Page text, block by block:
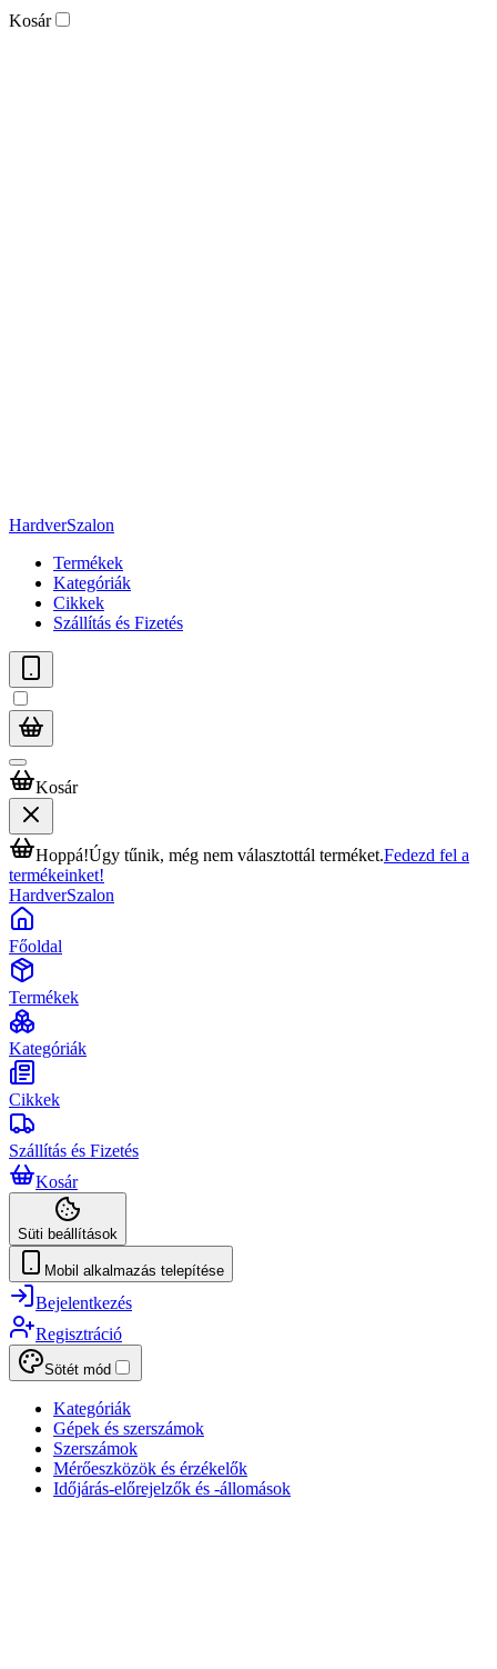
Kosár
HardverSzalon
Termékek
Kategóriák
Cikkek
Szállítás és Fizetés
Kosár
Hoppá!Úgy tűnik, még nem választottál terméket.Fedezd fel a
termékeinket!
HardverSzalon
Főoldal
Termékek
Kategóriák
Cikkek
Szállítás és Fizetés
Kosár
Süti beállítások
Mobil alkalmazás telepítése
Bejelentkezés
Regisztráció
Sötét mód
Kategóriák
Gépek és szerszámok
Szerszámok
Mérőeszközök és érzékelők
Időjárás-előrejelzők és -állomások